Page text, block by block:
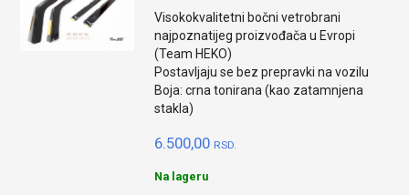
Visokokvalitetni bočni vetrobrani
najpoznatijeg proizvođača u Evropi
(Team HEKO)
Postavljaju se bez prepravki na vozilu
Boja: crna tonirana (kao zatamnjena
stakla)
6.500,00 RSD.
Na lageru